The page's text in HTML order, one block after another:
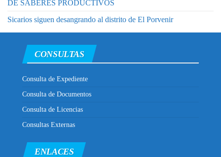
DE SABERES PRODUCTIVOS
Sicarios siguen desangrando al distrito de El Porvenir
CONSULTAS
Consulta de Expediente
Consulta de Documentos
Consulta de Licencias
Consultas Externas
ENLACES